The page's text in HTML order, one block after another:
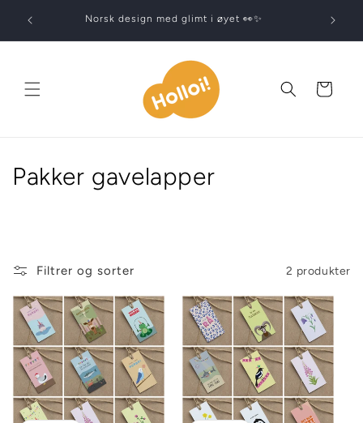
videre til
Norsk design med glimt i øyet 👀✨
Handlekurv
S
l
i
n
g
:
Pakker gavelapper
Filtrer og sorter 2 produkter